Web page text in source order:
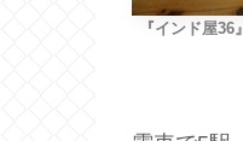
『インド屋36』